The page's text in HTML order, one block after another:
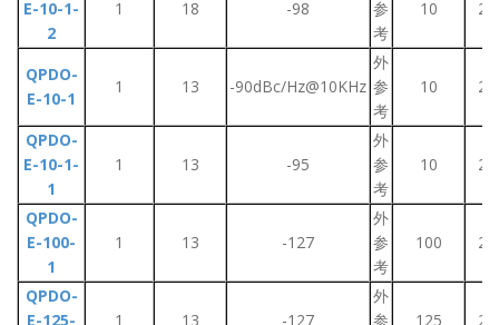
E-10-1-
2
1 18 -98
参
考
10
QPDO-
E-10-1
1 13 -90dBc/Hz@10KHz
外
参
考
10
QPDO-
E-10-1-
1
1 13 -95
外
参
考
10
QPDO-
E-100-
1
1 13 -127
外
参
考
100
QPDO-
E-125-
1 13 -127
外
参
125